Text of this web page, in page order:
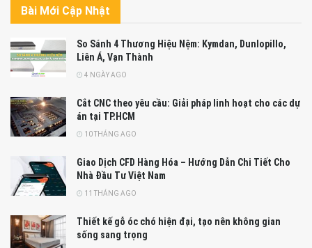
Bài Mới Cập Nhật
So Sánh 4 Thương Hiệu Nệm: Kymdan, Dunlopillo,
Liên Á, Vạn Thành
4 NGÀY AGO
Cắt CNC theo yêu cầu: Giải pháp linh hoạt cho các dự
án tại TP.HCM
10 THÁNG AGO
Giao Dịch CFD Hàng Hóa – Hướng Dẫn Chi Tiết Cho
Nhà Đầu Tư Việt Nam
11 THÁNG AGO
Thiết kế gỗ óc chó hiện đại, tạo nên không gian
sống sang trọng